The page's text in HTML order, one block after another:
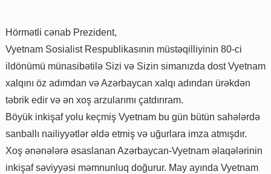
Hörmətli cənab Prezident,
Vyetnam Sosialist Respublikasının müstəqilliyinin 80-ci
ildönümü münasibətilə Sizi və Sizin simanızda dost Vyetnam
xalqını öz adımdan və Azərbaycan xalqı adından ürəkdən
təbrik edir və ən xoş arzularımı çatdırıram.
Böyük inkişaf yolu keçmiş Vyetnam bu gün bütün sahələrdə
sanballı nailiyyətlər əldə etmiş və uğurlara imza atmışdır.
Xoş ənənələrə əsaslanan Azərbaycan-Vyetnam əlaqələrinin
inkişaf səviyyəsi məmnunluq doğurur. May ayında Vyetnam